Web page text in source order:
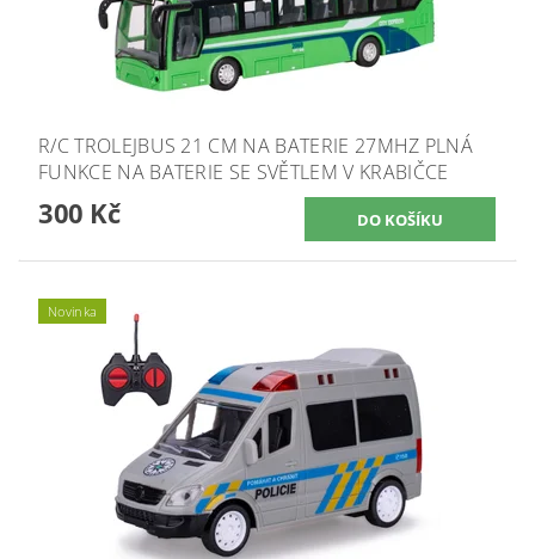
R/C TROLEJBUS 21 CM NA BATERIE 27MHZ PLNÁ
FUNKCE NA BATERIE SE SVĚTLEM V KRABIČCE
300 Kč
Novinka